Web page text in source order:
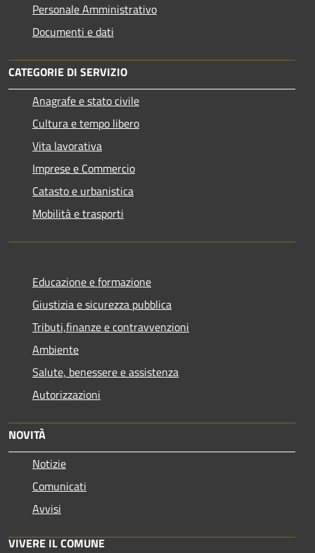
Personale Amministrativo
Documenti e dati
CATEGORIE DI SERVIZIO
Anagrafe e stato civile
Cultura e tempo libero
Vita lavorativa
Imprese e Commercio
Catasto e urbanistica
Mobilità e trasporti
Educazione e formazione
Giustizia e sicurezza pubblica
Tributi,finanze e contravvenzioni
Ambiente
Salute, benessere e assistenza
Autorizzazioni
NOVITÀ
Notizie
Comunicati
Avvisi
VIVERE IL COMUNE